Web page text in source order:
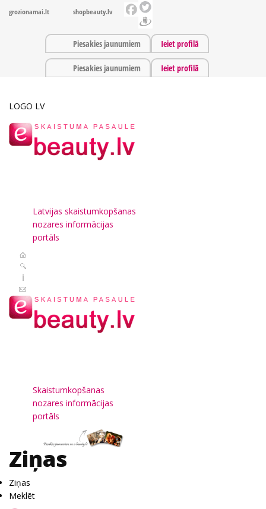
grozionamai.lt shopbeauty.lv
Piesakies jaunumiem Ieiet profilā
Piesakies jaunumiem Ieiet profilā
LOGO LV
Latvijas skaistumkopšanas
nozares informācijas
portāls
Skaistumkopšanas
nozares informācijas
portāls
Ziņas
Ziņas
Meklēt